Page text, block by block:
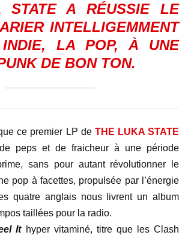
STATEA RÉUSSIE LE
INTELLIGEMMENT
LA POP, À UNE
DE BON TON.
ce premier LP de THE LUKA STATE
peps et de fraicheur à une période
sans pour autant révolutionner le
pop à facettes, propulsée par l’énergie
quatre anglais nous livrent un album
taillées pour la radio.
Ithyper vitaminé, titre que les Clash